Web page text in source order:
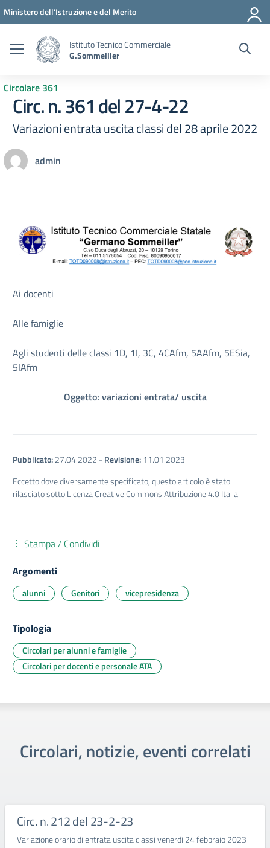
Vai ai contenuti
Vai al menu di navigazione
Vai al footer
Ministero dell'Istruzione e del Merito
Istituto Tecnico Commerciale
G.Sommeiller
Circolare 361
Circ. n. 361 del 27-4-22
Variazioni entrata uscita classi del 28 aprile 2022
admin
Ai docenti
Alle famiglie
Agli studenti delle classi 1D, 1I, 3C, 4CAfm, 5AAfm, 5ESia,
5IAfm
Oggetto: variazioni entrata/ uscita
Pubblicato:27.04.2022 -Revisione:11.01.2023
Eccetto dove diversamente specificato, questo articolo è stato
rilasciato sotto Licenza Creative Commons Attribuzione 4.0 Italia.
Stampa / Condividi
Argomenti
alunni Genitori vicepresidenza
Tipologia
Circolari per alunni e famiglie
Circolari per docenti e personale ATA
Circolari, notizie, eventi correlati
Circ. n. 212 del 23-2-23
Variazione orario di entrata uscita classi venerdì 24 febbraio 2023